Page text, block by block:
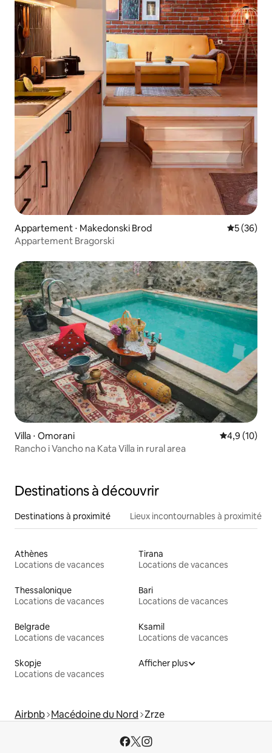
Appartement ⋅ Makedonski Brod
5 (36)
Appartement Bragorski
Villa ⋅ Omorani Évaluation
4,9 (10)
Rancho i Vancho na Kata Villa in rural area
Destinations à découvrir
Destinations à proximité Lieux incontournables à proximité
Athènes
Locations de vacances
Tirana
Locations de vacances
Thessalonique
Locations de vacances
Bari
Locations de vacances
Belgrade
Locations de vacances
Ksamil
Locations de vacances
Skopje
Locations de vacances
Afficher plus
Airbnb Macédoine du Nord Zrze